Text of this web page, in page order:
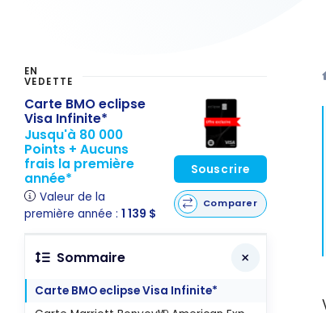
EN
VEDETTE
Carte BMO eclipse
Visa Infinite*
Jusqu'à 80 000
Points + Aucuns
frais la première
année*
Valeur de la
première année : 1 139 $
Souscrire
Comparer
Sommaire
Carte BMO eclipse Visa Infinite*